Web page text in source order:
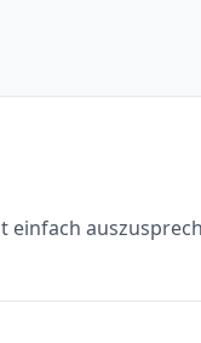
einfach